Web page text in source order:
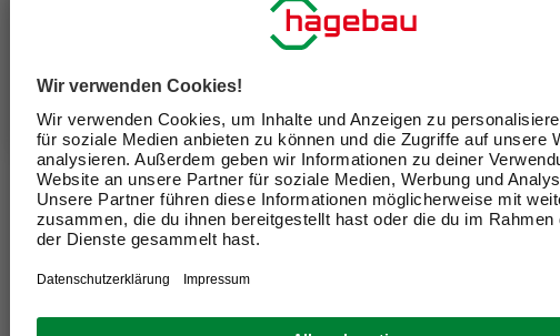
lieferbar
Zustellung 15.08. - 18.08.
99,99 €
Zustellung 15.08. - 18.08.
GARTENGESTALTUNG
Neuer Katalog: Digital und
voller Inspiration